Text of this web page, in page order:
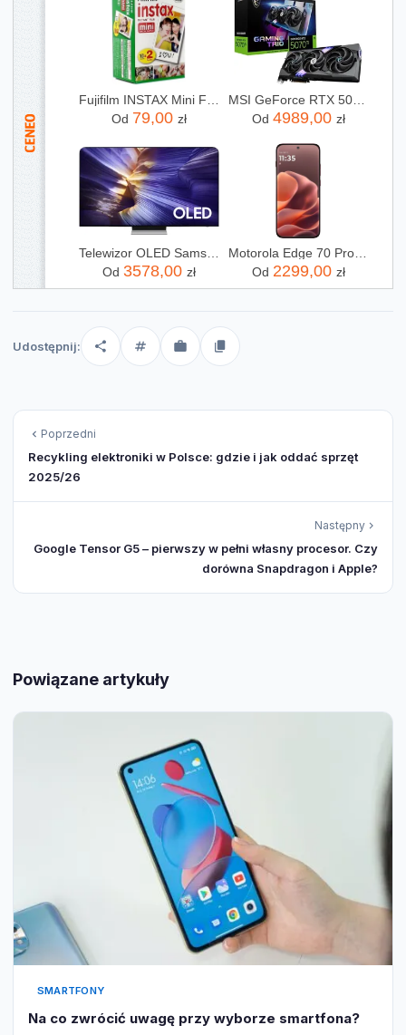
Od 79,00 zł
MSI GeForce RTX 5070 Ti Gaming Trio OC 16GB (V531240R)
Od 4989,00 zł
Telewizor OLED Samsung QE55S90FAEXXH 55 cali 4K UHD
Od 3578,00 zł
Motorola Edge 70 Pro 8/256GB Bordowy
Od 2299,00 zł
Udostępnij:
Poprzedni
Recykling elektroniki w Polsce: gdzie i jak oddać sprzęt
2025/26
Następny
Google Tensor G5 – pierwszy w pełni własny procesor. Czy
dorówna Snapdragon i Apple?
Powiązane artykuły
SMARTFONY
Na co zwrócić uwagę przy wyborze smartfona?